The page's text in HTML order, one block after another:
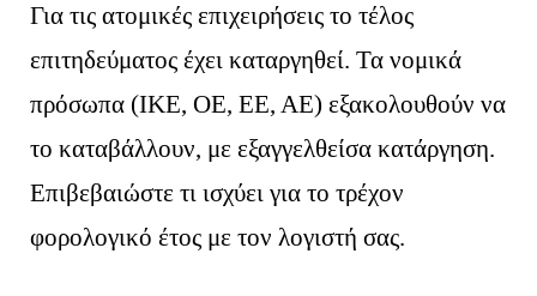
Για τις ατομικές επιχειρήσεις το τέλος
επιτηδεύματος έχει καταργηθεί. Τα νομικά
πρόσωπα (ΙΚΕ, ΟΕ, ΕΕ, ΑΕ) εξακολουθούν να
το καταβάλλουν, με εξαγγελθείσα κατάργηση.
Επιβεβαιώστε τι ισχύει για το τρέχον
φορολογικό έτος με τον λογιστή σας.